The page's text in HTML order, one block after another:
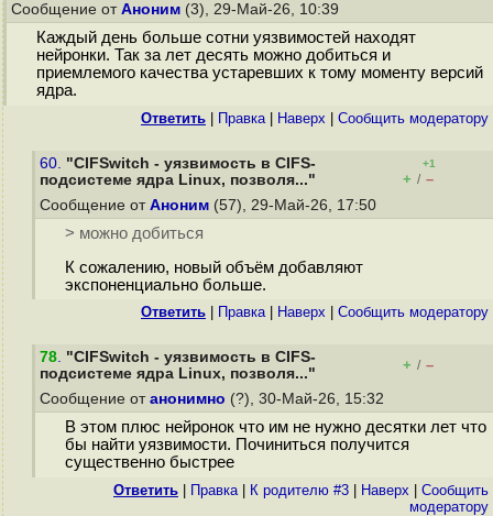
Сообщение от Аноним (3), 29-Май-26, 10:39
Каждый день больше сотни уязвимостей находят
нейронки. Так за лет десять можно добиться и
приемлемого качества устаревших к тому моменту версий
ядра.
Ответить Правка| Наверх Cообщить модератору
60. "CIFSwitch - уязвимость в CIFS-
подсистеме ядра Linux, позволя..."
+1
+ / –
Сообщение от Аноним (57), 29-Май-26, 17:50
> можно добиться
К сожалению, новый объём добавляют
экспоненциально больше.
Ответить Правка| Наверх Cообщить модератору
78. "CIFSwitch - уязвимость в CIFS-
подсистеме ядра Linux, позволя..."
+ / –
Сообщение от анонимно (?), 30-Май-26, 15:32
В этом плюс нейронок что им не нужно десятки лет что
бы найти уязвимости. Починиться получится
существенно быстрее
Ответить Правка| К родителю #3 Наверх
Cообщить
модератору